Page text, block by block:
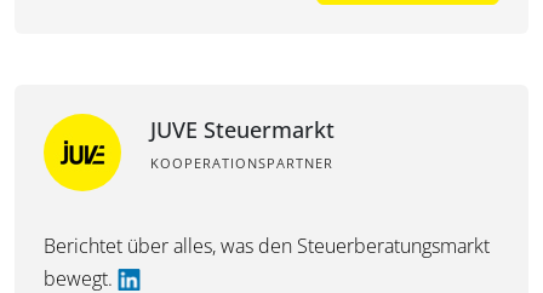
JUVE Steuermarkt
KOOPERATIONSPARTNER
Berichtet über alles, was den Steuerberatungsmarkt
bewegt.